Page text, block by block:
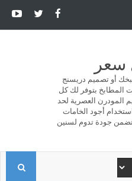
سعر
أو تصميم دريسنج
المطابخ بتوفر لك كل
المودرن العصرية لحد
أجود الخامات
جودة تدوم لسنين
ا